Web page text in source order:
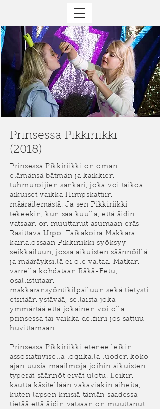
Prinsessa Pikkiriikki
(2018)
Prinsessa Pikkiriikki on oman
elämänsä bätmän ja kaikkien
tuhmuroijien sankari, joka voi taikoa
aikuiset vaikka Himpskattiin
määräilemästä. Ja sen Pikkiriikki
tekeekin, kun saa kuulla, että äidin
vatsaan on muuttanut asumaan eräs
Rasittava Urpo. Taikakoira Makkara
kainalossaan Pikkiriikki syöksyy
seikkailuun, jossa aikuisten säännöillä
ja määräyksillä ei ole valtaa. Matkan
varrella kohdataan Räkä-Eetu,
osallistutaan
makkaransyöntikilpailuun sekä tietysti
etsitään ystävää, sellaista joka
ymmärtää että jokainen voi olla
prinsessa tai vaikka delfiini jos sattuu
huvittamaan.
Prinsessa Pikkiriikki etenee leikin
assosiatiivisella logiikalla luoden koko
ajan uusia maailmoja joihin aikuisten
typerät säännöt eivät ulotu. Leikin
kautta käsitellään vakaviakin aiheita,
kuten lapsen kriisiä tämän saadessa
tietää että äidin vatsaan on muuttanut